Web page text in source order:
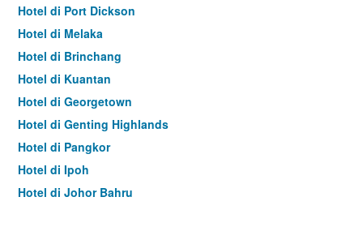
Hotel di Port Dickson
Hotel di Melaka
Hotel di Brinchang
Hotel di Kuantan
Hotel di Georgetown
Hotel di Genting Highlands
Hotel di Pangkor
Hotel di Ipoh
Hotel di Johor Bahru